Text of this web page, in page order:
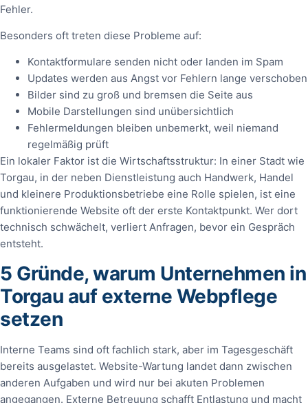
Fehler.
Besonders oft treten diese Probleme auf:
Kontaktformulare senden nicht oder landen im Spam
Updates werden aus Angst vor Fehlern lange verschoben
Bilder sind zu groß und bremsen die Seite aus
Mobile Darstellungen sind unübersichtlich
Fehlermeldungen bleiben unbemerkt, weil niemand
regelmäßig prüft
Ein lokaler Faktor ist die Wirtschaftsstruktur: In einer Stadt wie
Torgau, in der neben Dienstleistung auch Handwerk, Handel
und kleinere Produktionsbetriebe eine Rolle spielen, ist eine
funktionierende Website oft der erste Kontaktpunkt. Wer dort
technisch schwächelt, verliert Anfragen, bevor ein Gespräch
entsteht.
5 Gründe, warum Unternehmen in
Torgau auf externe Webpflege
setzen
Interne Teams sind oft fachlich stark, aber im Tagesgeschäft
bereits ausgelastet. Website-Wartung landet dann zwischen
anderen Aufgaben und wird nur bei akuten Problemen
angegangen. Externe Betreuung schafft Entlastung und macht